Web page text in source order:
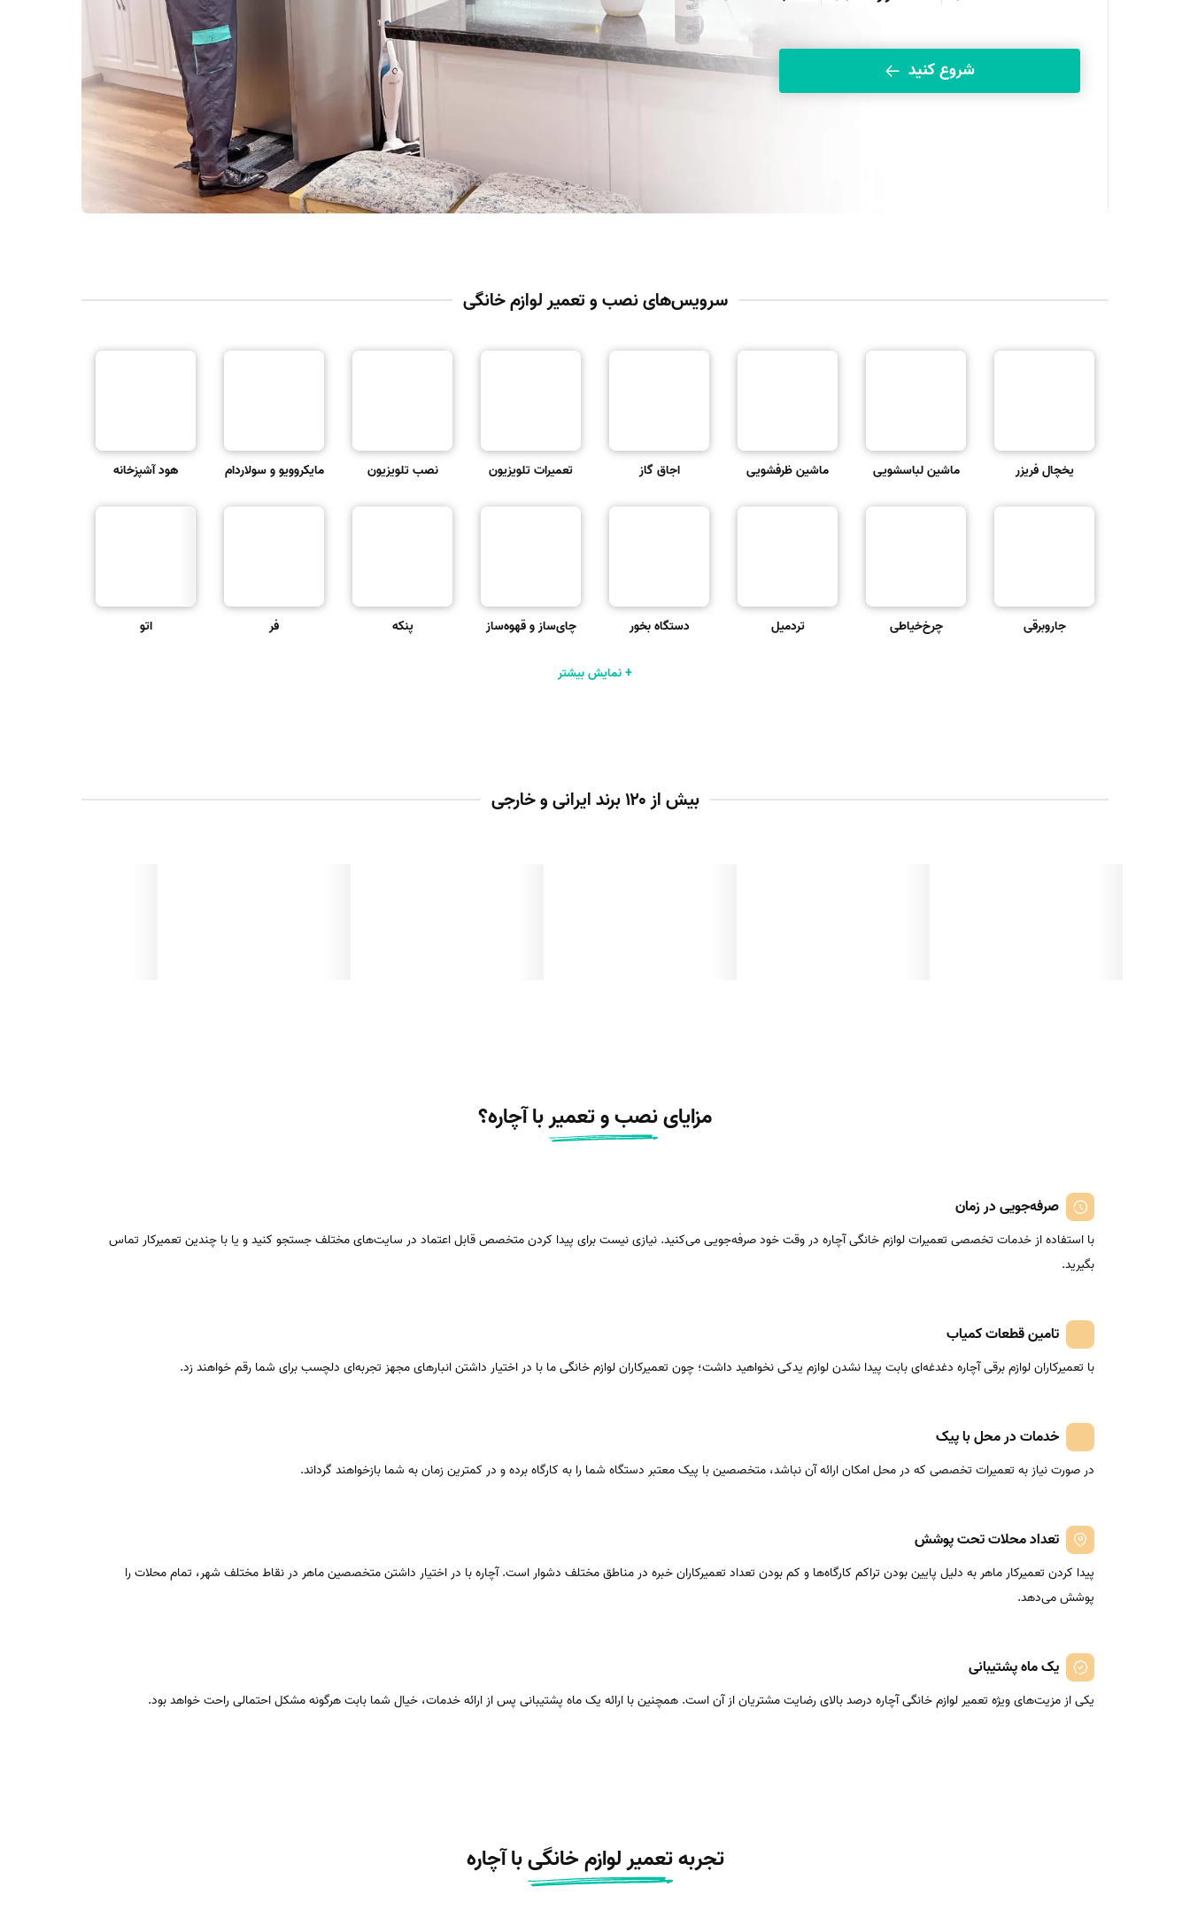
شروع کنید
سرویس‌های نصب و تعمیر لوازم خانگی
یخچال فریزر ماشین لباسشویی ماشین ظرفشویی اجاق گاز تعمیرات تلویزیون نصب تلویزیون مایکروویو و سولاردام هود آشپزخانه
جاروبرقی چرخ‌خیاطی تردمیل دستگاه بخور چای‌ساز و قهوه‌ساز پنکه فر اتو
+ نمایش بیشتر
بیش از ۱۲۰ برند ایرانی و خارجی
مزایاینصب و تعمیربا آچاره؟
صرفه‌جویی در زمان
با استفاده از خدمات تخصصی تعمیرات لوازم خانگی آچاره در وقت خود صرفه‌جویی می‌کنید. نیازی نیست برای پیدا کردن متخصص قابل اعتماد در سایت‌های مختلف جستجو کنید و یا با چندین تعمیرکار تماس
بگیرید.
تامین قطعات کمیاب
با تعمیرکاران لوازم برقی آچاره دغدغه‌ای بابت پیدا نشدن لوازم یدکی نخواهید داشت؛ چون تعمیرکاران لوازم خانگی ما با در اختیار داشتن انبارهای مجهز تجربه‌ای دلچسب برای شما رقم خواهند زد.
خدمات در محل با پیک
در صورت نیاز به تعمیرات تخصصی که در محل امکان ارائه آن نباشد، متخصصین با پیک معتبر دستگاه شما را به کارگاه برده و در کمترین زمان به شما بازخواهند گرداند.
تعداد محلات تحت پوشش
پیدا کردن تعمیرکار ماهر به دلیل پایین بودن تراکم کارگاه‌ها و کم بودن تعداد تعمیرکاران خبره در مناطق مختلف دشوار است. آچاره با در اختیار داشتن متخصصین ماهر در نقاط مختلف شهر، تمام محلات را
پوشش می‌دهد.
یک ماه پشتیبانی
یکی از مزیت‌های ویژه تعمیر لوازم خانگی آچاره درصد بالای رضایت مشتریان از آن است. همچنین با ارائه یک ماه پشتیبانی پس از ارائه خدمات، خیال شما بابت هرگونه مشکل احتمالی راحت خواهد بود.
تجربهتعمیر لوازم خانگیبا آچاره